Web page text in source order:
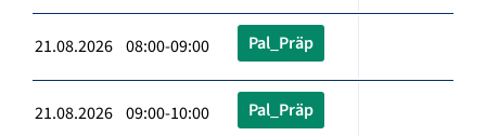
21.08.2026 08:00-09:00 Pal_Präp
21.08.2026 09:00-10:00 Pal_Präp